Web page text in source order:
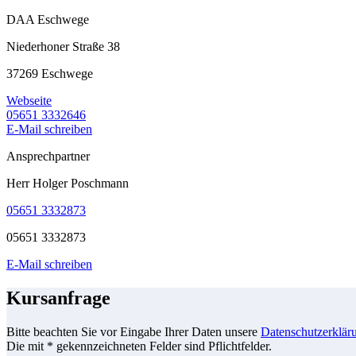
DAA Eschwege
Niederhoner Straße 38
37269 Eschwege
Webseite
05651 3332646
E-Mail schreiben
Ansprechpartner
Herr Holger Poschmann
05651 3332873
05651 3332873
E-Mail schreiben
Kursanfrage
Bitte beachten Sie vor Eingabe Ihrer Daten unsere
Die mit * gekennzeichneten Felder sind Pflichtfelder.